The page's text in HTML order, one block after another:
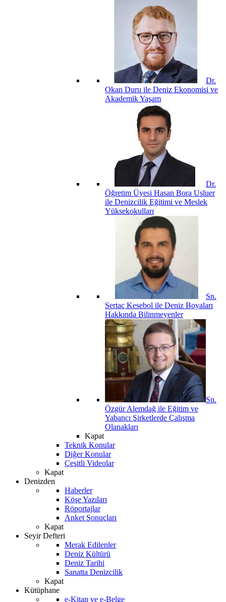
Dr.
Okan Duru ile Deniz Ekonomisi ve
Akademik Yaşam
Dr.
Öğretim Üyesi Hasan Bora Usluer
ile Denizcilik Eğitimi ve Meslek
Yüksekokulları
Sn.
Sertaç Kesebol ile Deniz Boyaları
Hakkında Bilinmeyenler
Sn.
Özgür Alemdağ ile Eğitim ve
Yabancı Şirketlerde Çalışma
Olanakları
Kapat
Teknik Konular
Diğer Konular
Çeşitli Videolar
Kapat
Denizden
Haberler
Köşe Yazıları
Röportajlar
Anket Sonuçları
Kapat
Seyir Defteri
Merak Edilenler
Deniz Kültürü
Deniz Tarihi
Sanatta Denizcilik
Kapat
Kütüphane
e-Kitap ve e-Belge